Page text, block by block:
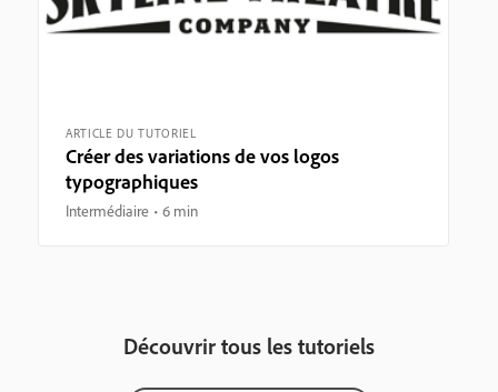
ARTICLE DU TUTORIEL
Créer des variations de vos logos
typographiques
Intermédiaire 6 min
Découvrir tous les tutoriels